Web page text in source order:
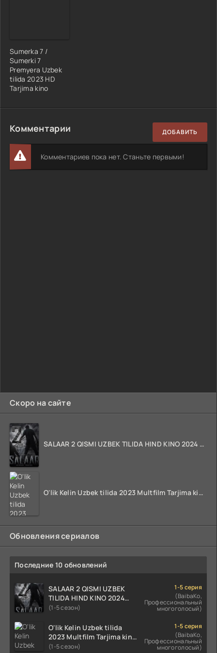
Скоро на сайте
SALAAR 2 QISMI UZBEK TILIDA HIND KINO 2024 TARJIMA 720p HD Skachat
O'lik Kelin Uzbek tilida 2023 Multfilm Tarjima kino skachat
Обновления сериалов
Последние 10 обновлений
SALAAR 2 QISMI UZBEK
TILIDA HIND KINO 2024
TARJIMA 720p HD Skachat
(1-5 сезон)
1-5 серия
(BaibaKo,
Профессиональный
многоголосый)
O'lik Kelin Uzbek tilida
2023 Multfilm Tarjima kino
skachat
(1-5 сезон)
1-5 серия
(BaibaKo,
Профессиональный
многоголосый)
Sumerka 7 /
Sumerki 7
Premyera Uzbek
tilida 2023 HD
Tarjima kino
Комментарии ДОБАВИТЬ
Комментариев пока нет. Станьте первыми!